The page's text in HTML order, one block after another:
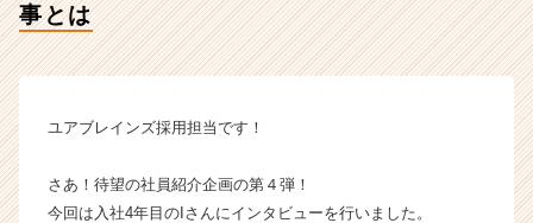
タ
ム
イ
ン】
事とは
ユアブレインズ採用担当です！
さあ！待望の社員紹介企画の第４弾！
今回は入社4年目のIさんにインタビューを行いました。